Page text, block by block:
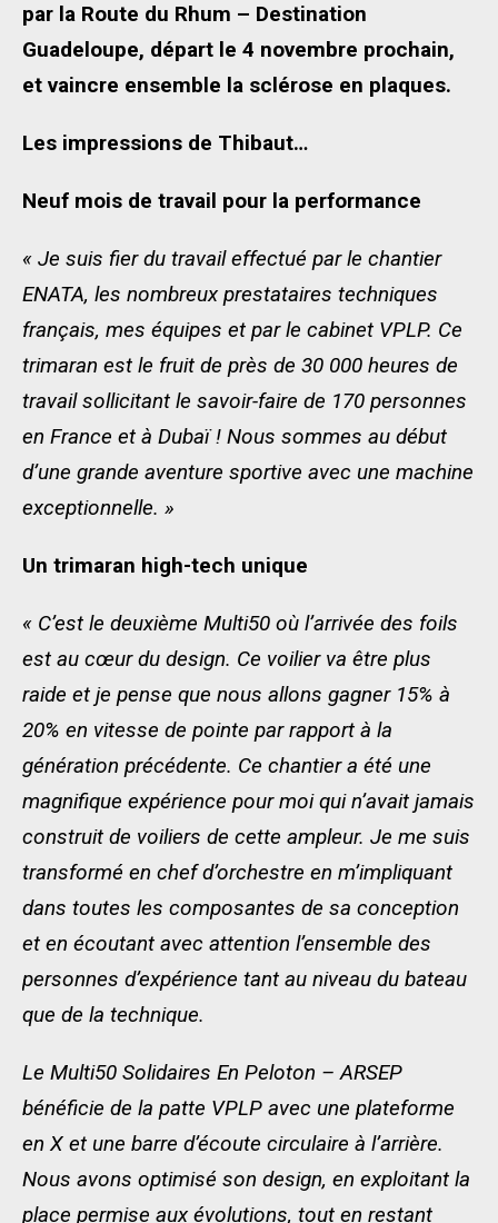
par la Route du Rhum – Destination
Guadeloupe, départ le 4 novembre prochain,
et vaincre ensemble la sclérose en plaques.
Les impressions de Thibaut…
Neuf mois de travail pour la performance
« Je suis fier du travail effectué par le chantier
ENATA, les nombreux prestataires techniques
français, mes équipes et par le cabinet VPLP. Ce
trimaran est le fruit de près de 30 000 heures de
travail sollicitant le savoir-faire de 170 personnes
en France et à Dubaï ! Nous sommes au début
d’une grande aventure sportive avec une machine
exceptionnelle. »
Un trimaran high-tech unique
« C’est le deuxième Multi50 où l’arrivée des foils
est au cœur du design. Ce voilier va être plus
raide et je pense que nous allons gagner 15% à
20% en vitesse de pointe par rapport à la
génération précédente. Ce chantier a été une
magnifique expérience pour moi qui n’avait jamais
construit de voiliers de cette ampleur. Je me suis
transformé en chef d’orchestre en m’impliquant
dans toutes les composantes de sa conception
et en écoutant avec attention l’ensemble des
personnes d’expérience tant au niveau du bateau
que de la technique.
Le Multi50 Solidaires En Peloton – ARSEP
bénéficie de la patte VPLP avec une plateforme
en X et une barre d’écoute circulaire à l’arrière.
Nous avons optimisé son design, en exploitant la
place permise aux évolutions, tout en restant